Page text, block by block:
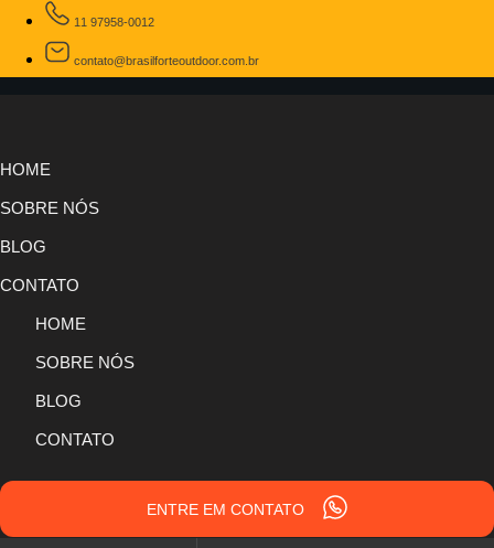
11 97958-0012
contato@brasilforteoutdoor.com.br
HOME
SOBRE NÓS
BLOG
CONTATO
HOME
SOBRE NÓS
BLOG
CONTATO
ENTRE EM CONTATO